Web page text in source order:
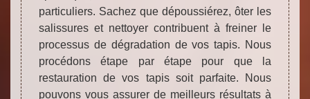
particuliers. Sachez que dépoussiérez, ôter les
salissures et nettoyer contribuent à freiner le
processus de dégradation de vos tapis. Nous
procédons étape par étape pour que la
restauration de vos tapis soit parfaite. Nous
pouvons vous assurer de meilleurs résultats à